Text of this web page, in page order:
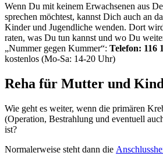
Wenn Du mit keinem Erwachsenen aus
sprechen möchtest, kannst Dich auch an
Kinder und Jugendliche wenden. Dort
raten, was Du tun kannst und wo Du
„Nummer gegen Kummer“: Telefon: 116
kostenlos (Mo-Sa: 14-20 Uhr)
Reha für Mutter und Kind
Wie geht es weiter, wenn die primären
(Operation, Bestrahlung und eventuell
ist?
Normalerweise steht dann die